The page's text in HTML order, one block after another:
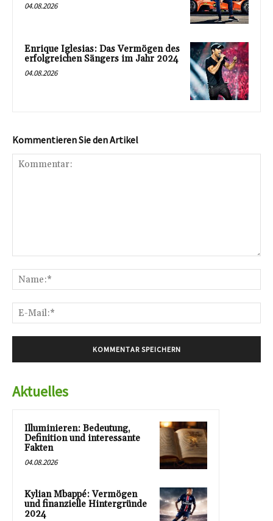
04.08.2026
Enrique Iglesias: Das Vermögen des
erfolgreichen Sängers im Jahr 2024
04.08.2026
Kommentieren Sie den Artikel
Aktuelles
Illuminieren: Bedeutung,
Definition und interessante
Fakten
04.08.2026
Kylian Mbappé: Vermögen
und finanzielle Hintergründe
2024